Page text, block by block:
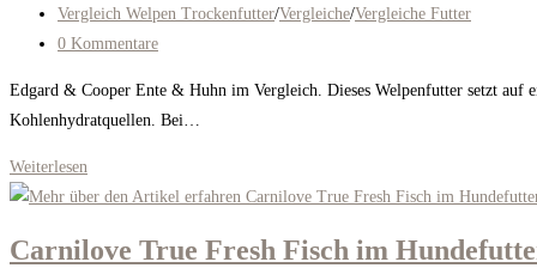
veröffentlicht:
Beitrags-
Kategorie:
Vergleich Welpen Trockenfutter/Vergleiche/Vergleiche Futter
Beitrags-
0 Kommentare
Edgard & Cooper Ente & Huhn im Vergleich. Dieses Welpenfutter setzt
Kohlenhydratquellen. Bei…
Weiterlesen
&
Ente
Carnilove True Fresh Fisch im